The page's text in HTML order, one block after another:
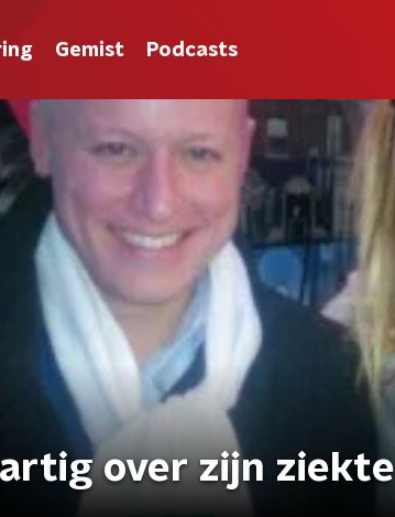
Gemist Podcasts
over zijn ziekte